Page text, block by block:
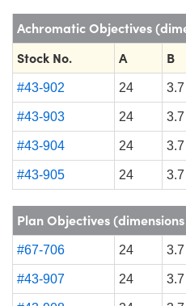
Achromatic Objectives
Stock No.
A B
#43-902 24 3.7
#43-903 24 3.7
#43-904 24 3.7
#43-905 24 3.7
Plan Objectives
#67-706 24 3.7
#43-907 24 3.7